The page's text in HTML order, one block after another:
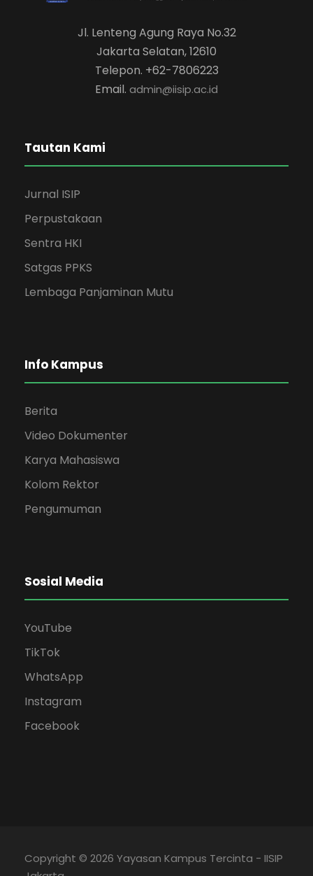
Jl. Lenteng Agung Raya No.32
Jakarta Selatan, 12610
Telepon. +62-7806223
Email. admin@iisip.ac.id
Tautan Kami
Jurnal ISIP
Perpustakaan
Sentra HKI
Satgas PPKS
Lembaga Panjaminan Mutu
Info Kampus
Berita
Video Dokumenter
Karya Mahasiswa
Kolom Rektor
Pengumuman
Sosial Media
YouTube
TikTok
WhatsApp
Instagram
Facebook
Copyright © 2026 Yayasan Kampus Tercinta - IISIP